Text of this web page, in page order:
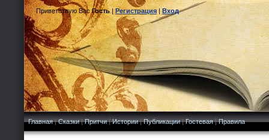
Приветствую Вас Гость|Регистрация|Вход
Главная|Сказки|Притчи|Истории|Публикации|Гостевая|Правила